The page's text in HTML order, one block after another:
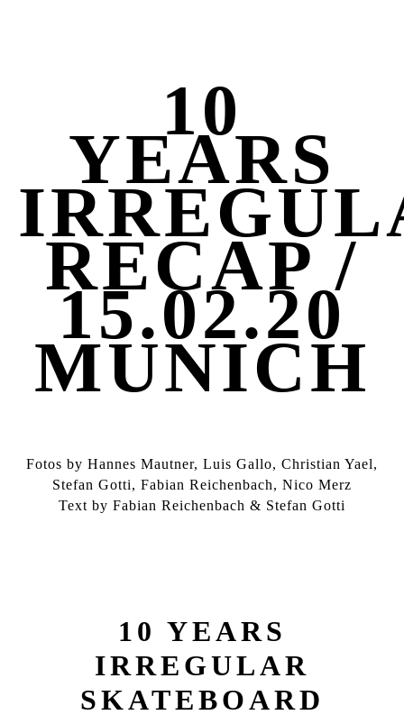
10
YEARS
RECAP /
15.02.20
MUNICH
Fotos by Hannes Mautner, Luis Gallo, Christian Yael,
Stefan Gotti, Fabian Reichenbach, Nico Merz
Text by Fabian Reichenbach & Stefan Gotti
10 YEARS
IRREGULAR
SKATEBOARD